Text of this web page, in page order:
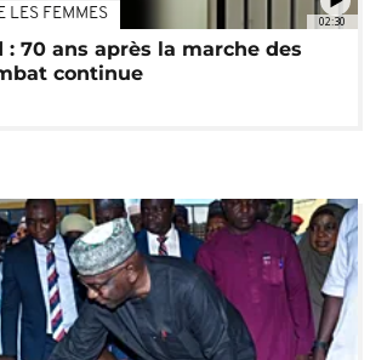
02:30
LES FEMMES
: 70 ans après la marche des
continue